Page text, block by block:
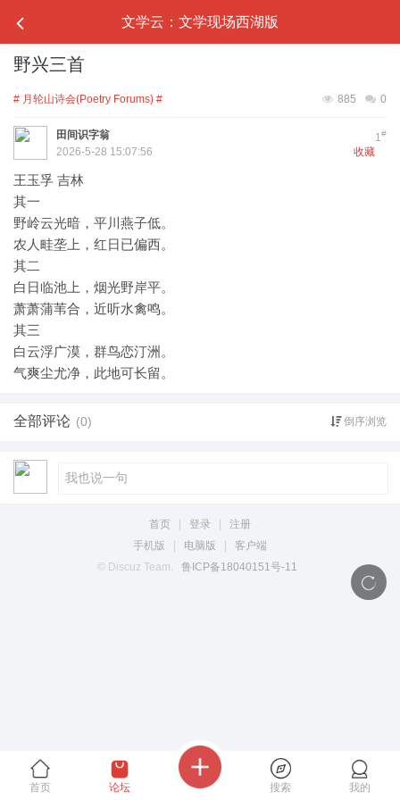
文学云：文学现场西湖版
野兴三首
# 月轮山诗会(Poetry Forums) # 0
885
1#
田间识字翁
收藏
2026-5-28 15:07:56
王玉孚 吉林
其一
野岭云光暗，平川燕子低。
农人畦垄上，红日已偏西。
其二
白日临池上，烟光野岸平。
萧萧蒲苇合，近听水禽鸣。
其三
白云浮广漠，群鸟恋汀洲。
气爽尘尤净，此地可长留。
全部评论 (0) 倒序浏览
首页 登录
注册
手机版
电脑版
客户端
© Discuz Team.
鲁ICP备18040151号-11
首页 论坛 搜索 我的